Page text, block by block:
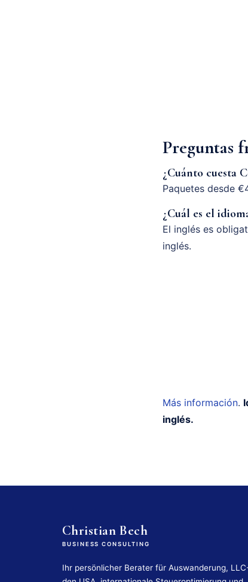
Preguntas
¿Cuánto cuesta
Paquetes desde
¿Cuál es el
El inglés es
inglés.
Más información.
inglés.
Christian Bech
BUSINESS CONSULTING
Ihr persönlicher Berater für Auswanderung,